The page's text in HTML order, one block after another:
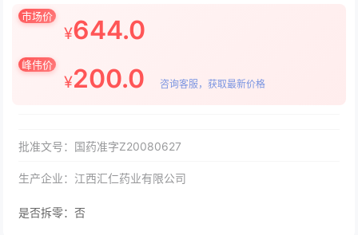
市场价
¥644.0
峰伟价
¥200.0 咨询客服，获取最新价格
批准文号：国药准字Z20080627
生产企业：江西汇仁药业有限公司
是否拆零：否